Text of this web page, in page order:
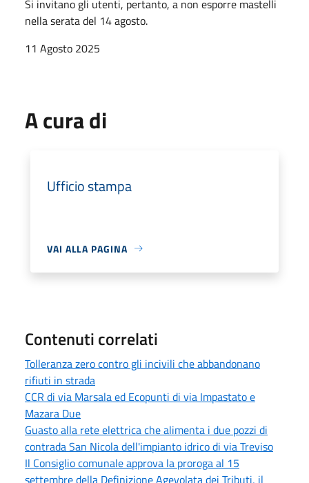
Si invitano gli utenti, pertanto, a non esporre mastelli
nella serata del 14 agosto.
11 Agosto 2025
A cura di
Ufficio stampa
VAI ALLA PAGINA
Contenuti correlati
Tolleranza zero contro gli incivili che abbandonano
rifiuti in strada
CCR di via Marsala ed Ecopunti di via Impastato e
Mazara Due
Guasto alla rete elettrica che alimenta i due pozzi di
contrada San Nicola dell'impianto idrico di via Treviso
Il Consiglio comunale approva la proroga al 15
settembre della Definizione Agevolata dei Tributi, il